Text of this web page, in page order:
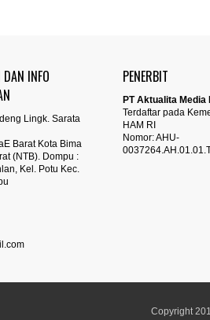
INFO
Lingk. Sarata
Barat Kota Bima
(NTB). Dompu :
Kel. Potu Kec.
PENERBIT
PT Aktualita Media
Terdaftar pada
HAM RI
Nomor: AHU-
Copyright